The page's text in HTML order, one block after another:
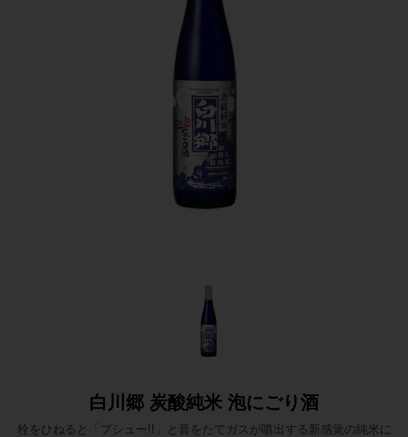
白川郷 炭酸純米 泡にごり酒
栓をひねると「プシュー!!」と音をたてガスが噴出する新感覚の純米に